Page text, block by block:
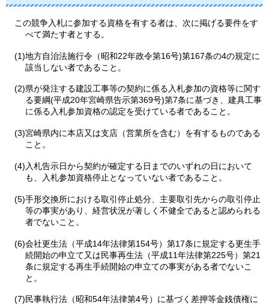
この競争入札に参加する資格を有する者は、次に掲げる要件をす
べて満たす者とする。
(1)地方自治法施行令（昭和22年政令第16号)第167条の4の規定に
該当しない者であること。
(2)県が発注する建設工事等の契約に係る入札参加の資格等に関す
る要綱(平成20年宮崎県告示第369号)第7条に基づき、建具工事
に係る入札参加資格の認定を受けている者であること。
(3)宮崎県内に本店又は支店（営業所を含む）を有するものである
こと。
(4)入札告示日から契約が確定する日までのいずれの日において
も、入札参加資格停止となっていない者であること。
(5)手形交換所における取引停止処分、主要取引先からの取引停止
等の事実があり、経営状況が著しく不健全であると認められる
者でないこと。
(6)会社更生法（平成14年法律第154号）第17条に規定する更生手
続開始の申立て又は民事再生法（平成11年法律第225号）第21
条に規定する再生手続開始の申立ての事実がある者でないこ
と。
(7)民事執行法（昭和54年法律第4号）に基づく差押等金銭債権に